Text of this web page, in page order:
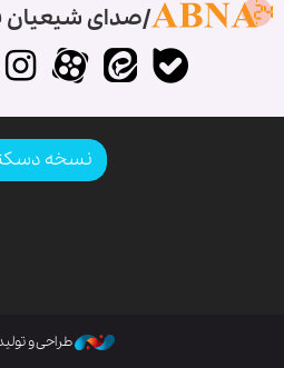
صدای شیعیان
نسخه
طراحی و